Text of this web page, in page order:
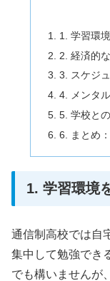
1. 学習環
2. 経済的
3. スケジ
4. メンタ
5. 学校と
6. まとめ
1. 学習環境
通信制高校では自
集中して勉強でき
でも構いませんが